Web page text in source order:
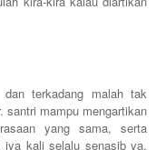
terkadang malah tak
santri mampu mengartikan
yang sama, serta
iya kali selalu senasib ya,